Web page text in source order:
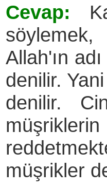
Cevap:
Allah'ın
denilir.
denilir.
müşrikler